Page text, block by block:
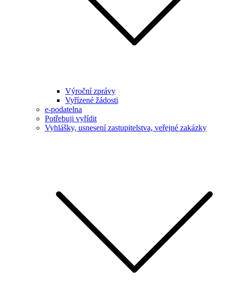
Výroční zprávy
Vyřízené žádosti
e-podatelna
Potřebuji vyřídit
Vyhlášky, usnesení zastupitelstva, veřejné zakázky